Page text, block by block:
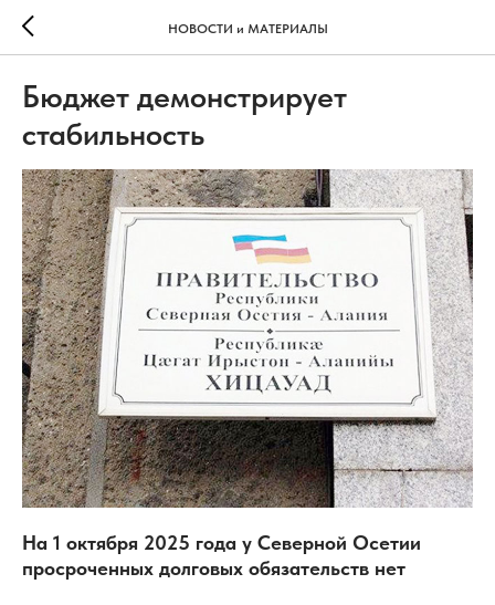
НОВОСТИ и МАТЕРИАЛЫ
Бюджет демонстрирует
стабильность
На 1 октября 2025 года у Северной Осетии
просроченных долговых обязательств нет